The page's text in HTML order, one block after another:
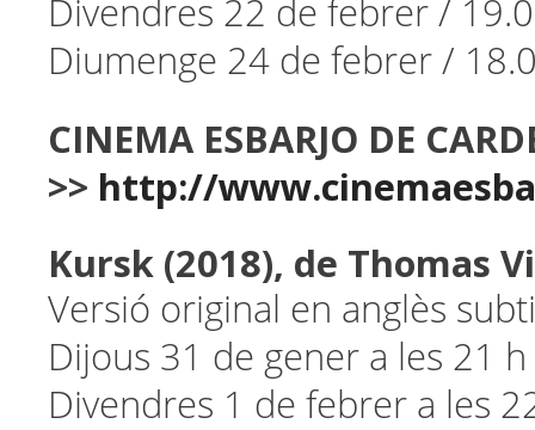
Divendres 22 de febrer /
Diumenge 24 de febrer /
CINEMA ESBARJO DE
>> http://
Kursk (2018), de Thomas
Versió original en anglès
Dijous 31 de gener a les 21 h
Divendres 1 de febrer a les